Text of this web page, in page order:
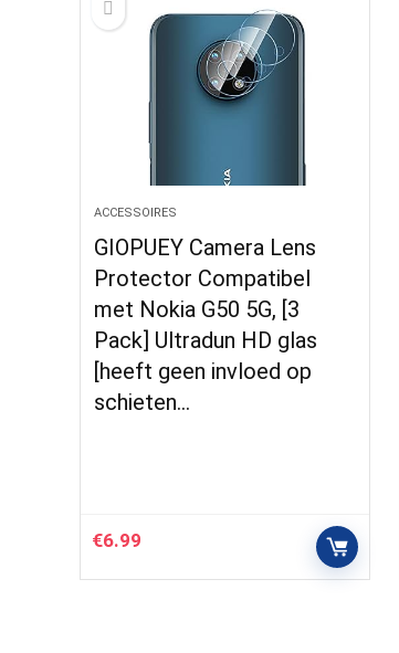
ACCESSOIRES
GIOPUEY Camera Lens
Protector Compatibel
met Nokia G50 5G, [3
Pack] Ultradun HD glas
[heeft geen invloed op
schieten…
€6.99